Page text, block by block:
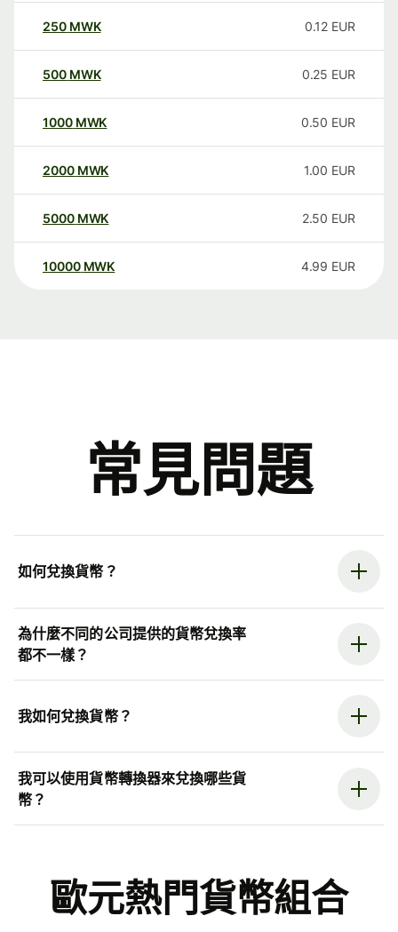
250 MWK 0.12 EUR
500 MWK 0.25 EUR
1000 MWK 0.50 EUR
2000 MWK 1.00 EUR
5000 MWK 2.50 EUR
10000 MWK 4.99 EUR
常見問題
如何兌換貨幣？
為什麼不同的公司提供的貨幣兌換率
都不一樣？
我如何兌換貨幣？
我可以使用貨幣轉換器來兌換哪些貨
幣？
歐元熱門貨幣組合